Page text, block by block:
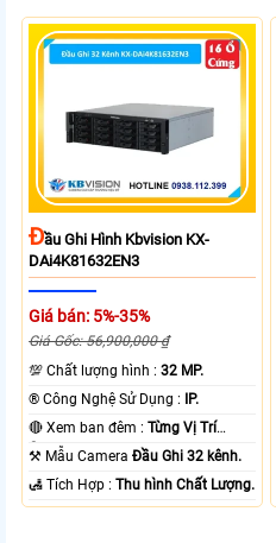
ĐẦu Ghi Hình Kbvision KX-
DAi4K81632EN3
Giá bán: 5%-35%
Giá Gốc: 56,900,000 ₫
💯 Chất lượng hình :32 MP.
®️ Công Nghệ Sử Dụng : IP.
🔴 Xem ban đêm :Từng Vị Trí
Camera .
⚒ Mẫu CameraĐầu Ghi 32 kênh.
️🛃 Tích Hợp :Thu hình Chất Lượng.